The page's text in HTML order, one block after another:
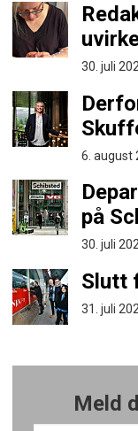
30. juli
6. august
på
30. juli
Slutt
31. juli
Meld